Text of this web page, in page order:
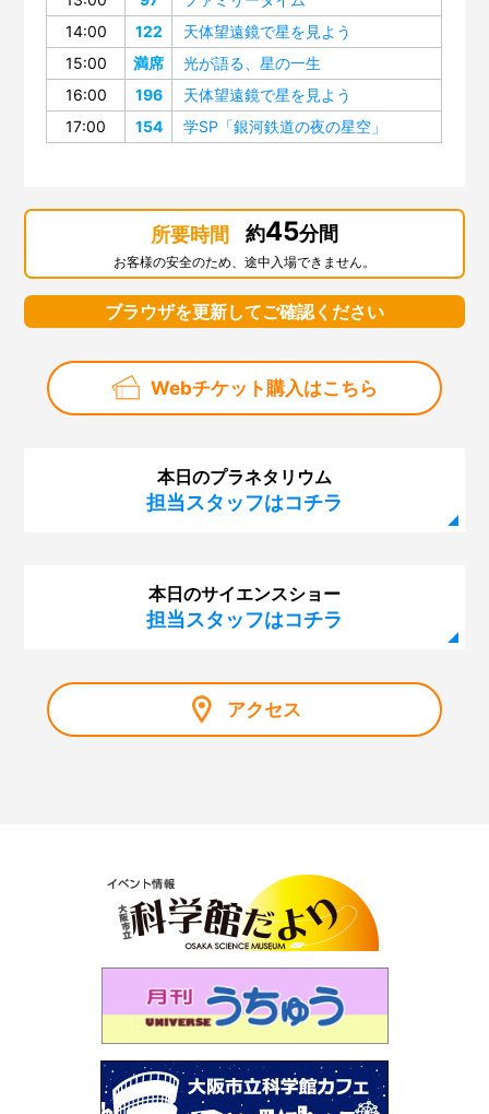
14:00
122
天体望遠鏡で星を見よう
15:00
満席
光が語る、星の一生
16:00
196
天体望遠鏡で星を見よう
17:00
154 学SP「銀河鉄道の夜の星空」
所要時間 約45分間
お客様の安全のため、途中入場できません。
ブラウザを更新してご確認ください
Webチケット購入はこちら
本日のプラネタリウム
担当スタッフはコチラ
本日のサイエンスショー
担当スタッフはコチラ
アクセス